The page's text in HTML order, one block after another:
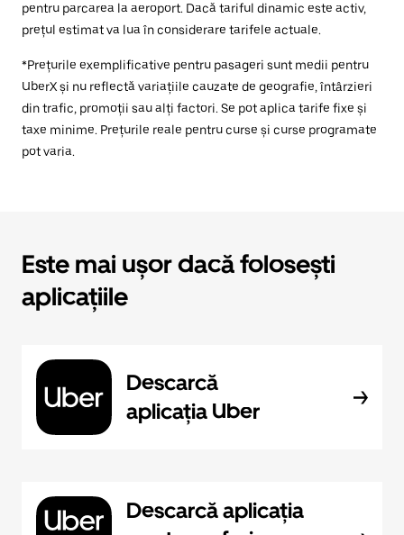
pentru parcarea la aeroport. Dacă tariful dinamic este activ,
prețul estimat va lua în considerare tarifele actuale.
*Prețurile exemplificative pentru pasageri sunt medii pentru
UberX și nu reflectă variațiile cauzate de geografie, întârzieri
din trafic, promoții sau alți factori. Se pot aplica tarife fixe și
taxe minime. Prețurile reale pentru curse și curse programate
pot varia.
Este mai ușor dacă folosești
aplicațiile
Descarcă
aplicația Uber
Descarcă aplicația